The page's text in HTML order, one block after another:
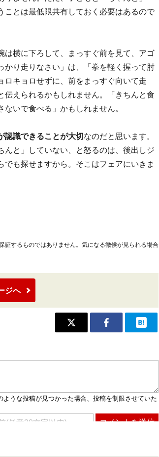
ことは最低限共有しておく必要はあるので
は横に下ろして、まっすぐ前を見て、アゴ
かり走りなさい」は、「拳を軽く握って肘
ロキョロせずに、前をまっすぐ向いて走
伝えられるかもしれません。「きちんと食
いで食べる」かもしれません。
認識できることが大切 なのだと思います。
と」していない、と怒るのは、後出しジ
も探せますから。そこはフェアにいきま
するものではありません。気になる徴候が見られる場合
ジへ